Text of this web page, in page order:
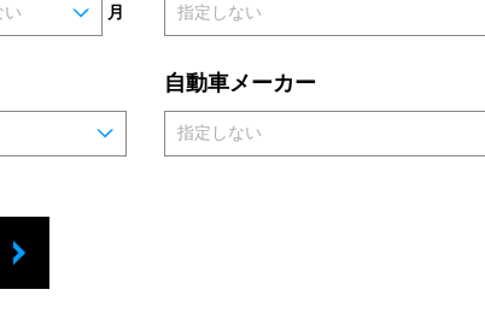
月
自動車メーカー